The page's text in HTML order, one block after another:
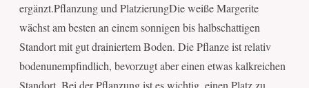
ergänzt.Pflanzung und PlatzierungDie weiße Margerite
wächst am besten an einem sonnigen bis halbschattigen
Standort mit gut drainiertem Boden. Die Pflanze ist relativ
bodenunempfindlich, bevorzugt aber einen etwas kalkreichen